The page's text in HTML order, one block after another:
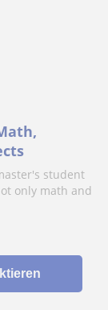
student
only math and